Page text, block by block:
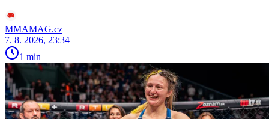
MMAMAG.cz
7. 8. 2026, 23:34
1 min